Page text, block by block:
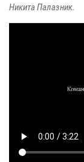
Никита Палазник.